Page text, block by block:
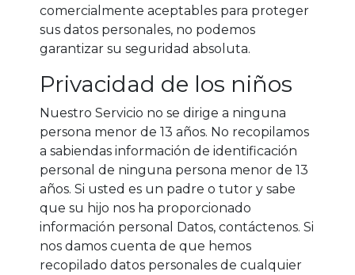
comercialmente aceptables para proteger
sus datos personales, no podemos
garantizar su seguridad absoluta.
Privacidad de los niños
Nuestro Servicio no se dirige a ninguna
persona menor de 13 años. No recopilamos
a sabiendas información de identificación
personal de ninguna persona menor de 13
años. Si usted es un padre o tutor y sabe
que su hijo nos ha proporcionado
información personal Datos, contáctenos. Si
nos damos cuenta de que hemos
recopilado datos personales de cualquier